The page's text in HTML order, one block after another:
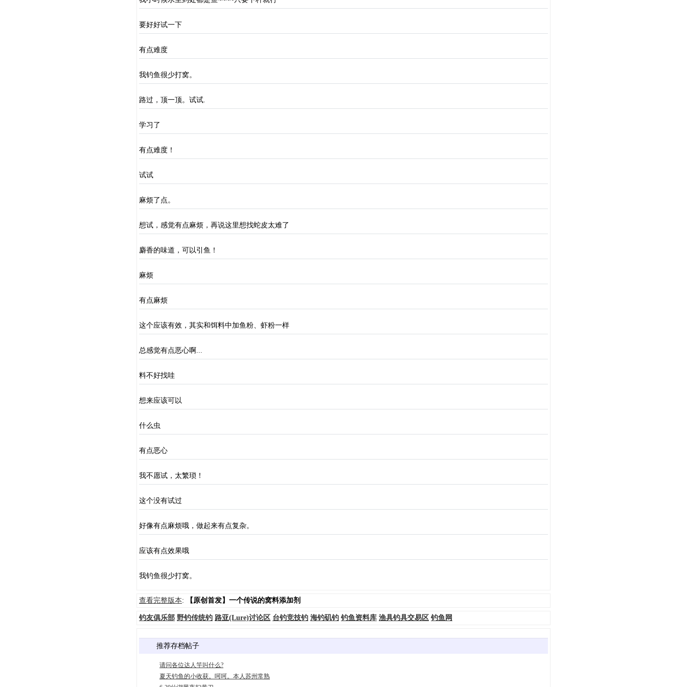
要好好试一下
有点难度
我钓鱼很少打窝。
路过，顶一顶。试试.
学习了
有点难度！
试试
麻烦了点。
想试，感觉有点麻烦，再说这里想找蛇皮太难了
麝香的味道，可以引鱼！
麻烦
有点麻烦
这个应该有效，其实和饵料中加鱼粉、虾粉一样
总感觉有点恶心啊...
料不好找哇
想来应该可以
什么虫
有点恶心
我不愿试，太繁琐！
这个没有试过
好像有点麻烦哦，做起来有点复杂。
应该有点效果哦
我钓鱼很少打窝。
查看完整版本: 【原创首发】一个传说的窝料添加剂
钓友俱乐部 野钓传统钓 路亚(Lure)讨论区 台钓竞技钓 海钓矶钓 钓鱼资料库 渔具钓具交易区 钓鱼网
推荐存档帖子
请问各位达人竿叫什么?
夏天钓鱼的小收获。呵呵。本人苏州常熟